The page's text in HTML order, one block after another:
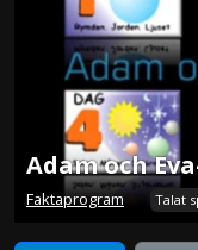
Adam och
Faktaprogram Talat